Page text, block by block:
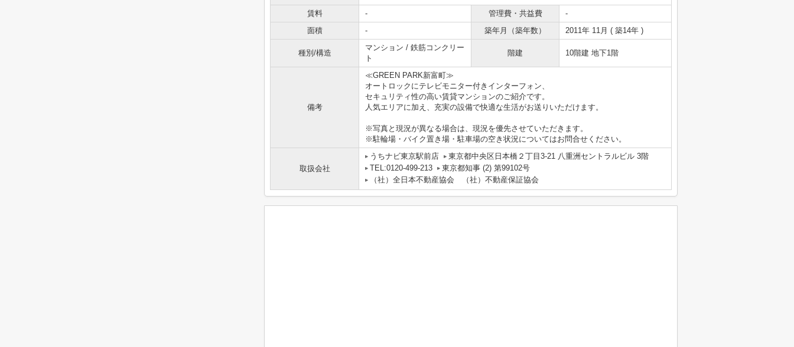
賃料 - 管理費・共益費
-
面積
- 築年月（築年数） 2011年 11月 ( 築14年 )
種別/構造
マンション / 鉄筋コンクリー
ト
階建 10階建 地下1階
備考
≪GREEN PARK新富町≫
オートロックにテレビモニター付きインターフォン、
セキュリティ性の高い賃貸マンションのご紹介です。
人気エリアに加え、充実の設備で快適な生活がお送りいただけます。
※写真と現況が異なる場合は、現況を優先させていただきます。
※駐輪場・バイク置き場・駐車場の空き状況についてはお問合せください。
取扱会社
うちナビ東京駅前店
東京都中央区日本橋２丁目3-21 八重洲セントラルビル 3階
TEL:0120-499-213
東京都知事 (2) 第99102号
（社）全日本不動産協会 （社）不動産保証協会